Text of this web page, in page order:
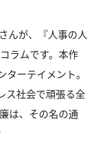
んが、『人事の人
ラムです。本作
ーテイメント。
ス社会で頑張る全
は、その名の通